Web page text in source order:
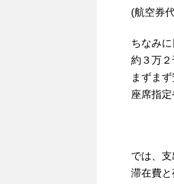
(航空券
ちなみ
約３万２
まずま
座席指
では、支
滞在費と